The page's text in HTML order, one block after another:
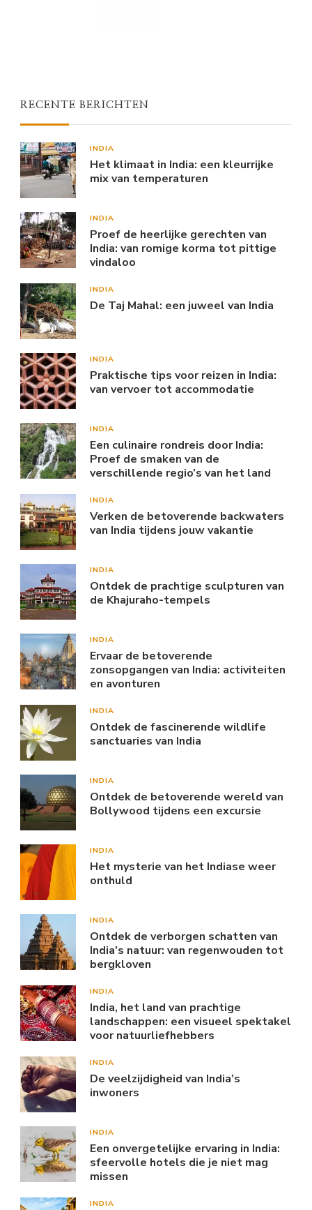
RECENTE BERICHTEN
INDIA
Het klimaat in India: een kleurrijke
mix van temperaturen
INDIA
Proef de heerlijke gerechten van
India: van romige korma tot pittige
vindaloo
INDIA
De Taj Mahal: een juweel van India
INDIA
Praktische tips voor reizen in India:
van vervoer tot accommodatie
INDIA
Een culinaire rondreis door India:
Proef de smaken van de
verschillende regio’s van het land
INDIA
Verken de betoverende backwaters
van India tijdens jouw vakantie
INDIA
Ontdek de prachtige sculpturen van
de Khajuraho-tempels
INDIA
Ervaar de betoverende
zonsopgangen van India: activiteiten
en avonturen
INDIA
Ontdek de fascinerende wildlife
sanctuaries van India
INDIA
Ontdek de betoverende wereld van
Bollywood tijdens een excursie
INDIA
Het mysterie van het Indiase weer
onthuld
INDIA
Ontdek de verborgen schatten van
India’s natuur: van regenwouden tot
bergkloven
INDIA
India, het land van prachtige
landschappen: een visueel spektakel
voor natuurliefhebbers
INDIA
De veelzijdigheid van India’s
inwoners
INDIA
Een onvergetelijke ervaring in India:
sfeervolle hotels die je niet mag
missen
INDIA